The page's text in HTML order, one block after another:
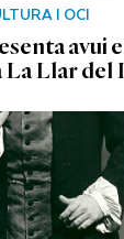
I OCI
avui
La Llar del